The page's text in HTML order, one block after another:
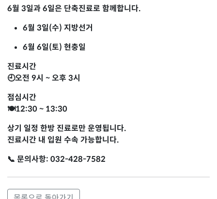
6월 3일과 6일은 단축진료로 함께합니다.
6월 3일(수) 지방선거
6월 6일(토) 현충일
진료시간
🕘오전 9시 ~ 오후 3시
점심시간
🍽12:30 ~ 13:30
상기 일정 한방 진료로만 운영됩니다.
진료시간 내 입원 수속 가능합니다.
📞 문의사항: 032-428-7582